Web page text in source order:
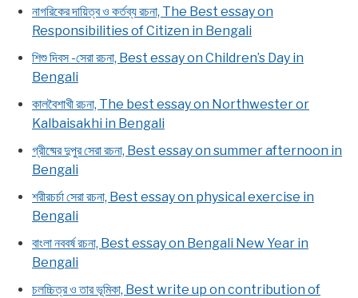
নাগরিকের দায়িত্ব ও কর্তব্য রচনা, The Best essay on
Responsibilities of Citizen in Bengali
শিশু দিবস -সেরা রচনা, Best essay on Children’s Day in
Bengali
কালবৈশাখী রচনা, The best essay on Northwester or
Kalbaisakhi in Bengali
গ্রীষ্মের দুপুর সেরা রচনা, Best essay on summer afternoon in
Bengali
শরীরচর্চা সেরা রচনা, Best essay on physical exercise in
Bengali
বাংলা নববর্ষ রচনা, Best essay on Bengali New Year in
Bengali
চলচ্চিত্র ও তার ভূমিকা, Best write up on contribution of